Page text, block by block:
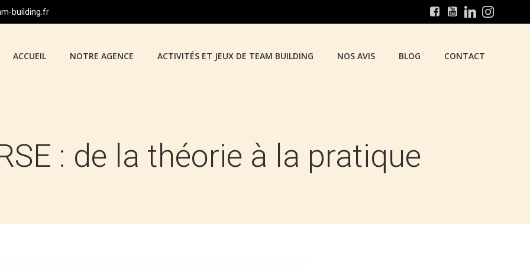
building.fr
ACCUEIL NOTRE AGENCE ACTIVITÉS ET JEUX DE TEAM BUILDING NOS AVIS BLOG CONTACT
: de la théorie à la pratique